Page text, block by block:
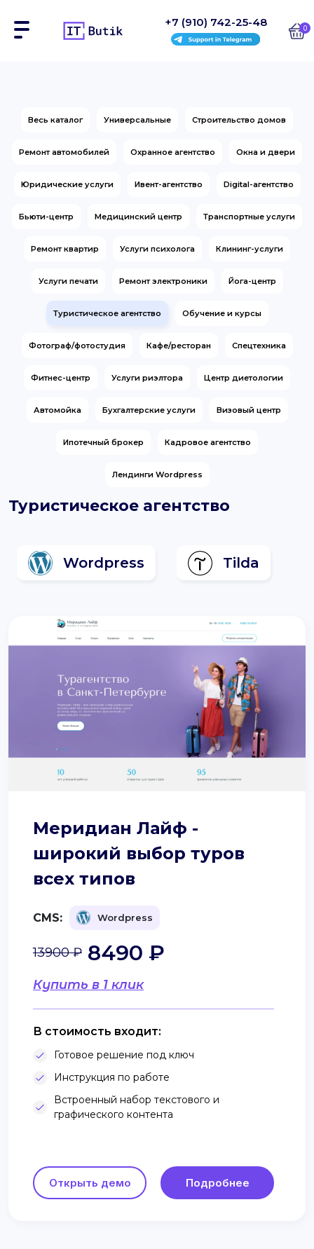
+7 (910) 742-25-48 0
Весь каталог Универсальные Строительство домов
Ремонт автомобилей Охранное агентство Окна и двери
Юридические услуги Ивент-агентство Digital-агентство
Бьюти-центр Медицинский центр Транспортные услуги
Ремонт квартир Услуги психолога Клининг-услуги
Услуги печати Ремонт электроники Йога-центр
Туристическое агентство Обучение и курсы
Фотограф/фотостудия Кафе/ресторан Спецтехника
Фитнес-центр Услуги риэлтора Центр диетологии
Автомойка Бухгалтерские услуги Визовый центр
Ипотечный брокер Кадровое агентство
Лендинги Wordpress
Туристическое агентство
Wordpress Tilda
Меридиан Лайф -
широкий выбор туров
всех типов
CMS: Wordpress
Купить в 1 клик
13900 ₽ 8490 ₽
В стоимость входит:
Готовое решение под ключ
Инструкция по работе
Встроенный набор текстового и
графического контента
Открыть демо Подробнее